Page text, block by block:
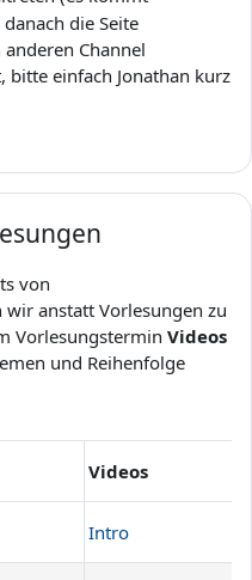
die Seite
Channel
bitte einfach Jonathan kurz
von
anstatt Vorlesungen zu
Vorlesungstermin Videos
und Reihenfolge
Videos
Intro